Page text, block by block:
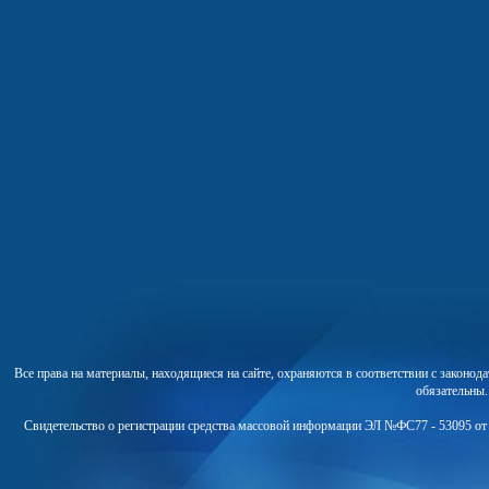
Все права на материалы, находящиеся на сайте, охраняются в соответствии с
Свидетельство о регистрации средства массовой информации ЭЛ №ФС77 - 53095